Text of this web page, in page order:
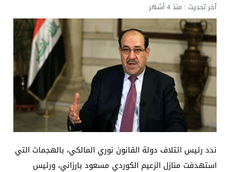
آخر تحديث :منذ 4 أشهر
ندد رئيس ائتلاف دولة القانون نوري المالكي، بالهجمات التي
استهدفت منازل الزعيم الكوردي مسعود بارزاني، ورئيس